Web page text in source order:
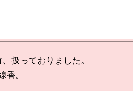
、扱っておりました。
香。